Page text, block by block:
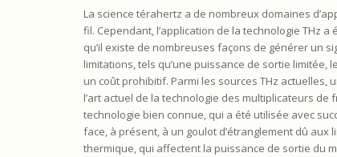
La science térahertz a de nombreux domaines
fil. Cependant, l’application de la technologie THz
qu’il existe de nombreuses façons de générer un
limitations, tels qu’une puissance de sortie
un coût prohibitif. Parmi les sources THz actuelles,
l’art actuel de la technologie des multiplicateurs
technologie bien connue, qui a été utilisée avec
face, à présent, à un goulot d’étranglement dû
thermique, qui affectent la puissance de sortie du